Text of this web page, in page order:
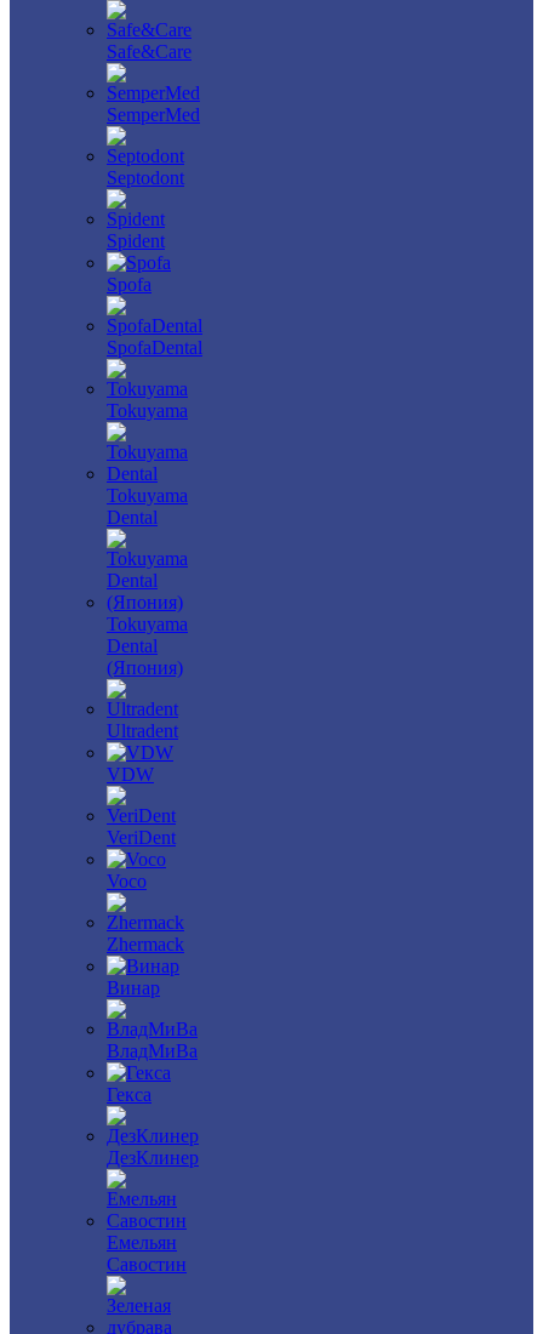
Safe&Care
SemperMed
Septodont
Spident
Spofa
SpofaDental
Tokuyama
Tokuyama
Dental
Tokuyama
Dental
(Япония)
Ultradent
VDW
VeriDent
Voco
Zhermack
Винар
ВладМиВа
Гекса
ДезКлинер
Емельян
Савостин